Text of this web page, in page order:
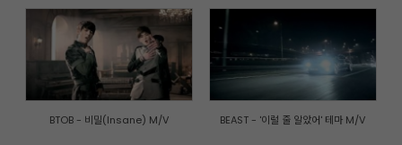
BTOB - 비밀(Insane) M/V BEAST - '이럴 줄 알았어' 테마 M/V
개인정보취급방침 이메일주소 무단수집거부|내부자신고제도
© CUBE ENTERTAINMENT. All rights reserved.